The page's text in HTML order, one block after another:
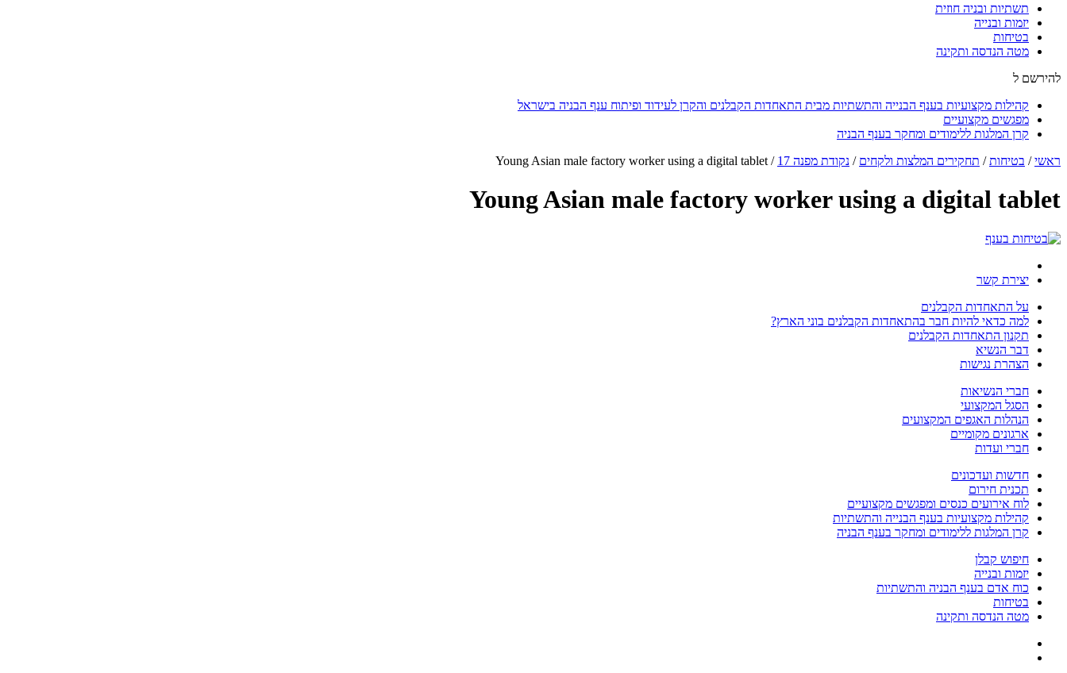
תשתיות ובניה חוזית
יזמות ובנייה
בטיחות
מטה הנדסה ותקינה
להירשם ל
קהילות מקצועיות בענף הבנייה והתשתיות מבית התאחדות הקבלנים והקרן לעידוד ופיתוח ענף הבניה בישראל
מפגשים מקצועיים
קרן המלגות ללימודים ומחקר בענף הבניה
ראשי/ בטיחות/ תחקירים המלצות ולקחים / נקודת מפנה 17 /
Young Asian male factory worker using a digital tablet
Young Asian male factory worker using a digital tablet
יצירת קשר
על התאחדות הקבלנים
למה כדאי להיות חבר בהתאחדות הקבלנים בוני הארץ?
תקנון התאחדות הקבלנים
דבר הנשיא
הצהרת נגישות
חברי הנשיאות
הסגל המקצועי
הנהלות האגפים המקצועים
ארגונים מקומיים
חברי ועדות
חדשות ועדכונים
תכנית חירום
לוח אירועים כנסים ומפגשים מקצועיים
קהילות מקצועיות בענף הבנייה והתשתיות
קרן המלגות ללימודים ומחקר בענף הבניה
חיפוש קבלן
יזמות ובנייה
כוח אדם בענף הבניה והתשתיות
בטיחות
מטה הנדסה ותקינה